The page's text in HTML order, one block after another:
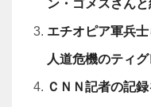
ン・ゴメスさん
エチオピア軍兵
人道危機のティグ
ＣＮＮ記者の記